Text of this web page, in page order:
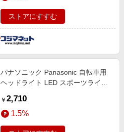
ストアにすすむ
パナソニック Panasonic 自転車用
ヘッドライト LED スポーツライト
￥ 2,710
1.5%